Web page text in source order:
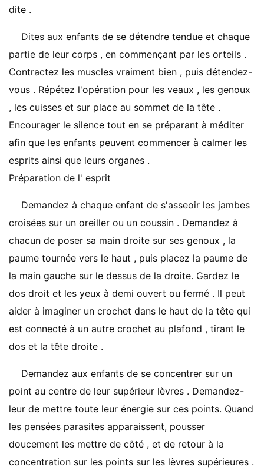
dite .
Dites aux enfants de se détendre tendue et chaque
partie de leur corps , en commençant par les orteils .
Contractez les muscles vraiment bien , puis détendez-
vous . Répétez l'opération pour les veaux , les genoux
, les cuisses et sur ​​place au sommet de la tête .
Encourager le silence tout en se préparant à méditer
afin que les enfants peuvent commencer à calmer les
esprits ainsi que leurs organes .
Préparation de l' esprit
Demandez à chaque enfant de s'asseoir les jambes
croisées sur un oreiller ou un coussin . Demandez à
chacun de poser sa main droite sur ses genoux , la
paume tournée vers le haut , puis placez la paume de
la main gauche sur le dessus de la droite. Gardez le
dos droit et les yeux à demi ouvert ou fermé . Il peut
aider à imaginer un crochet dans le haut de la tête qui
est connecté à un autre crochet au plafond , tirant le
dos et la tête droite .
Demandez aux enfants de se concentrer sur un
point au centre de leur supérieur lèvres . Demandez-
leur de mettre toute leur énergie sur ces points. Quand
les pensées parasites apparaissent, pousser
doucement les mettre de côté , et de retour à la
concentration sur les points sur les lèvres supérieures .